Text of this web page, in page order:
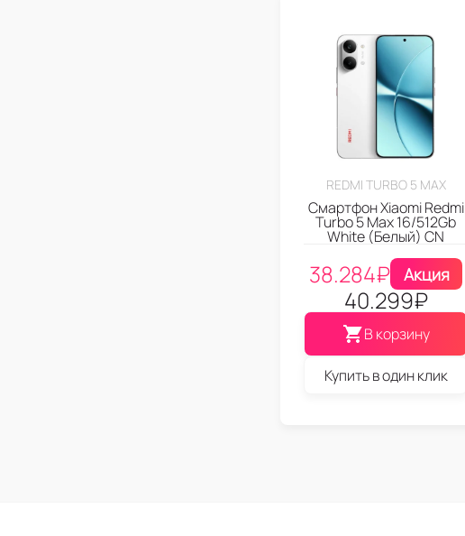
REDMI TURBO 5 MAX
Смартфон Xiaomi Redmi
Turbo 5 Max 16/512Gb
White (Белый) CN
38.284₽ Акция
40.299₽
В корзину
Купить в один клик